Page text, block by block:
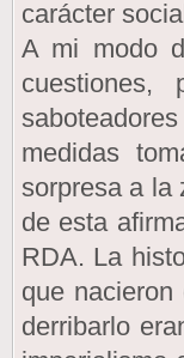
carácter
A mi modo
medidas
sorpresa a la
de esta
RDA. La
que
derribarlo